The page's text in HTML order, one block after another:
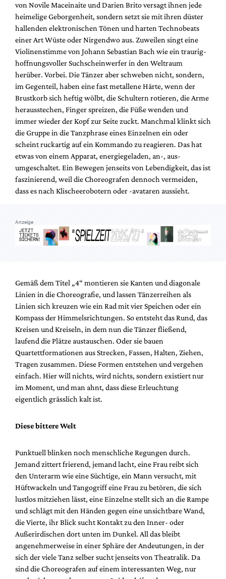
von Novile Maceinaite und Darien Brito versagt ihnen jede
heimelige Geborgenheit, sondern setzt sie mit ihren düster
hallenden elektronischen Tönen und harten Technobeats
einer Art Wüste oder Nirgendwo aus. Zuweilen singt eine
Violinenstimme von Johann Sebastian Bach wie ein traurig-
hoffnungsvoller Suchscheinwerfer in den Weltraum
herüber. Vorbei. Die Tänzer aber schweben nicht, sondern,
im Gegenteil, haben eine fast metallene Härte, wenn der
Brustkorb sich heftig wölbt, die Schultern rotieren, die Arme
herausstechen, Finger spreizen, die Füße wenden und
immer wieder der Kopf zur Seite zuckt. Manchmal klinkt sich
die Gruppe in die Tanzphrase eines Einzelnen ein oder
scheint ruckartig auf ein Kommando zu reagieren. Das hat
etwas von einem Apparat, energiegeladen, an-, aus-
umgeschaltet. Ein Bewegen jenseits von Lebendigkeit, das ist
faszinierend, weil die Choreografen dennoch vermeiden,
dass es nach Klischeerobotern oder -avataren aussieht.
Anzeige
Gemäß dem Titel „4“ montieren sie Kanten und diagonale
Linien in die Choreografie, und lassen Tänzerreihen als
Linien sich kreuzen wie ein Rad mit vier Speichen oder ein
Kompass der Himmelsrichtungen. So entsteht das Rund, das
Kreisen und Kreiseln, in dem nun die Tänzer fließend,
laufend die Plätze austauschen. Oder sie bauen
Quartettformationen aus Strecken, Fassen, Halten, Ziehen,
Tragen zusammen. Diese Formen entstehen und vergehen
einfach. Hier will nichts, wird nichts, sondern existiert nur
im Moment, und man ahnt, dass diese Erleuchtung
eigentlich grässlich kalt ist.
Diese bittere Welt
Punktuell blinken noch menschliche Regungen durch.
Jemand zittert frierend, jemand lacht, eine Frau reibt sich
den Unterarm wie eine Süchtige, ein Mann versucht, mit
Hüftwackeln und Tangogriff eine Frau zu betören, die sich
lustlos mitziehen lässt, eine Einzelne stellt sich an die Rampe
und schlägt mit den Händen gegen eine unsichtbare Wand,
die Vierte, ihr Blick sucht Kontakt zu den Inner- oder
Außerirdischen dort unten im Dunkel. All das bleibt
angenehmerweise in einer Sphäre der Andeutungen, in der
sich der viele Tanz selber sucht jenseits von Theatralik. Da
sind die Choreografen auf einem interessanten Weg, nur